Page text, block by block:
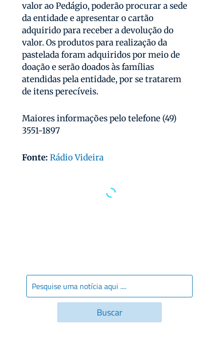
valor ao Pedágio, poderão procurar a sede
da entidade e apresentar o cartão
adquirido para receber a devolução do
valor. Os produtos para realização da
pastelada foram adquiridos por meio de
doação e serão doados às famílias
atendidas pela entidade, por se tratarem
de itens perecíveis.
Maiores informações pelo telefone (49)
3551-1897
Fonte: Rádio Videira